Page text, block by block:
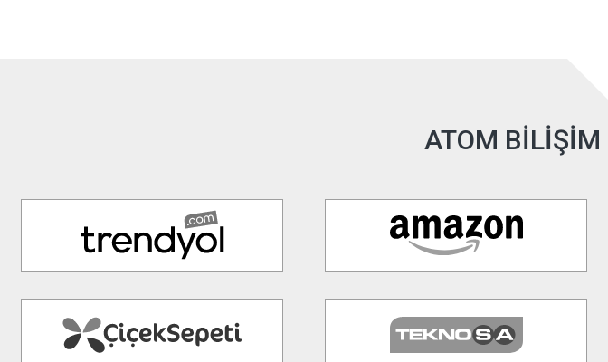
ATOM BİLİŞİM